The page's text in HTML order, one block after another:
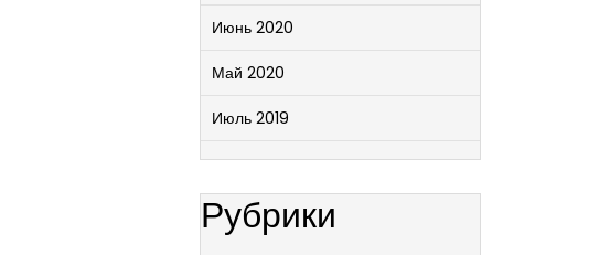
Июнь 2020
Май 2020
Июль 2019
Рубрики